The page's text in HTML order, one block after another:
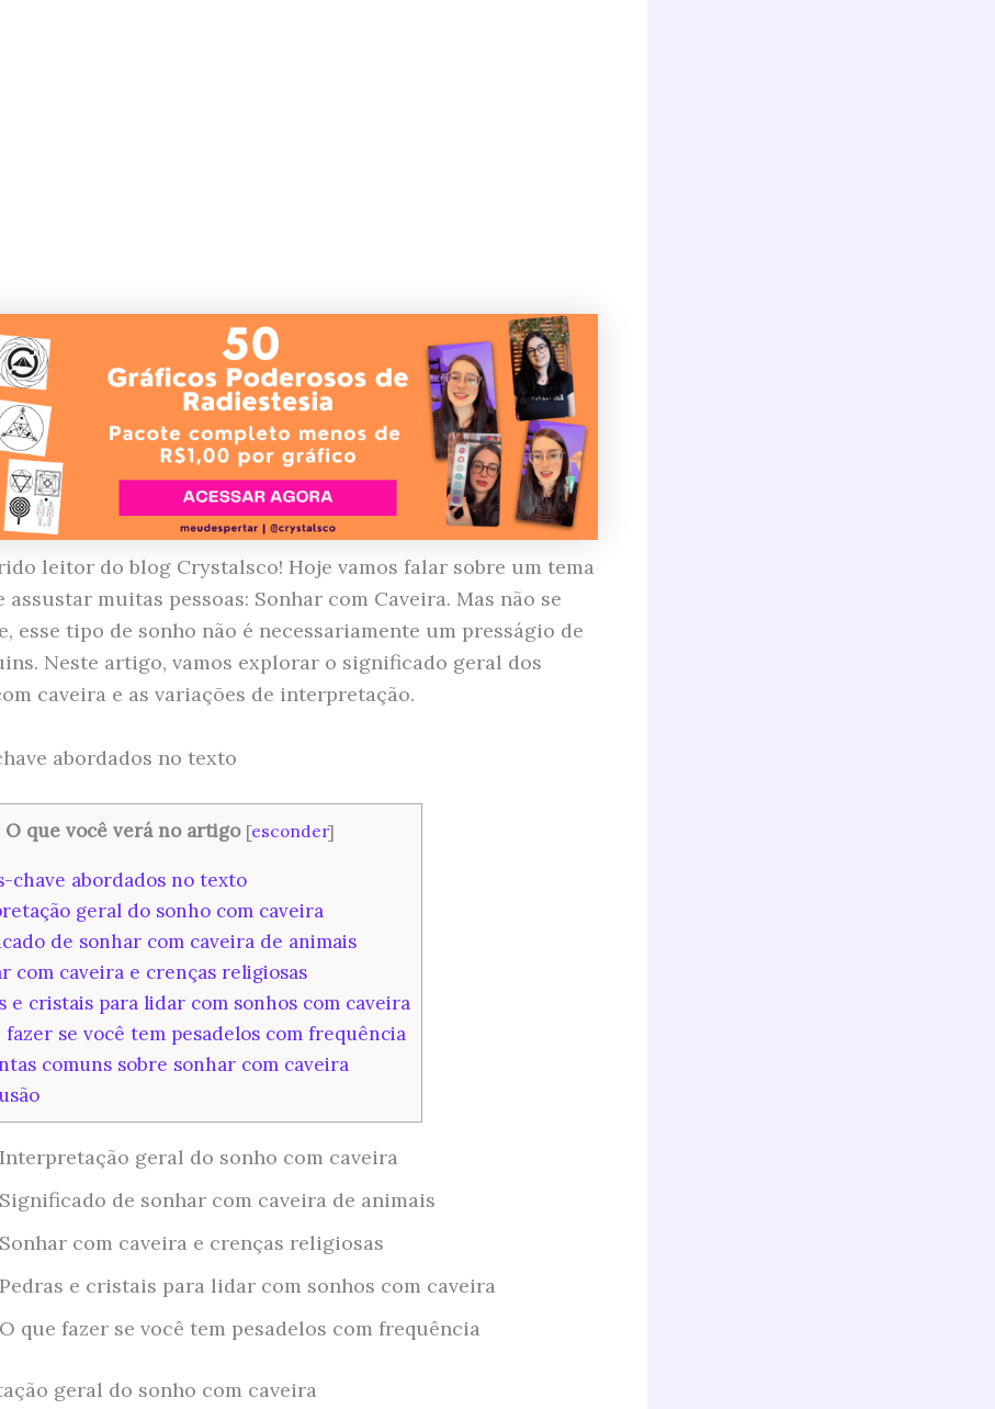
leitor do blog Crystalsco! Hoje vamos falar sobre um tema
assustar muitas pessoas: Sonhar com Caveira. Mas não se
esse tipo de sonho não é necessariamente um presságio de
Neste artigo, vamos explorar o significado geral dos
caveira e as variações de interpretação.
abordados no texto
O que você verá no artigo [esconder]
chave abordados no texto
geral do sonho com caveira
de sonhar com caveira de animais
com caveira e crenças religiosas
e cristais para lidar com sonhos com caveira
fazer se você tem pesadelos com frequência
comuns sobre sonhar com caveira
Interpretação geral do sonho com caveira
Significado de sonhar com caveira de animais
Sonhar com caveira e crenças religiosas
Pedras e cristais para lidar com sonhos com caveira
O que fazer se você tem pesadelos com frequência
geral do sonho com caveira